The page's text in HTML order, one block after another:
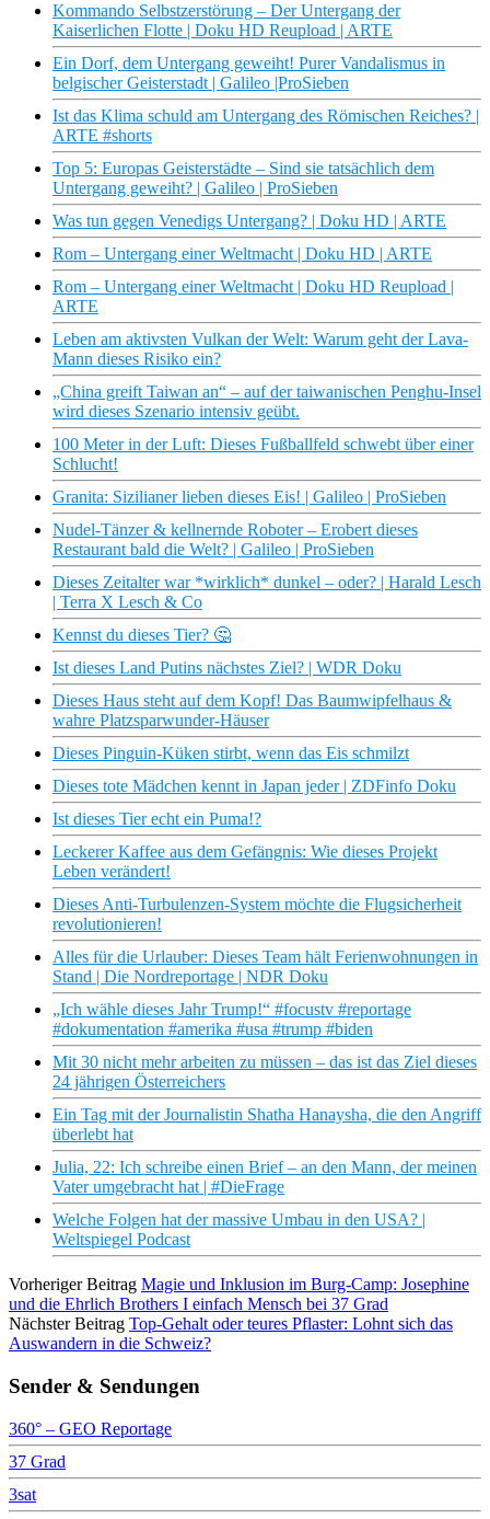
Kommando Selbstzerstörung – Der Untergang der
Kaiserlichen Flotte | Doku HD Reupload | ARTE
Ein Dorf, dem Untergang geweiht! Purer Vandalismus in
belgischer Geisterstadt | Galileo |ProSieben
Ist das Klima schuld am Untergang des Römischen Reiches? |
ARTE #shorts
Top 5: Europas Geisterstädte – Sind sie tatsächlich dem
Untergang geweiht? | Galileo | ProSieben
Was tun gegen Venedigs Untergang? | Doku HD | ARTE
Rom – Untergang einer Weltmacht | Doku HD | ARTE
Rom – Untergang einer Weltmacht | Doku HD Reupload |
ARTE
Leben am aktivsten Vulkan der Welt: Warum geht der Lava-
Mann dieses Risiko ein?
„China greift Taiwan an“ – auf der taiwanischen Penghu-Insel
wird dieses Szenario intensiv geübt.
100 Meter in der Luft: Dieses Fußballfeld schwebt über einer
Schlucht!
Granita: Sizilianer lieben dieses Eis! | Galileo | ProSieben
Nudel-Tänzer & kellnernde Roboter – Erobert dieses
Restaurant bald die Welt? | Galileo | ProSieben
Dieses Zeitalter war *wirklich* dunkel – oder? | Harald Lesch
| Terra X Lesch & Co
Kennst du dieses Tier? 🤔
Ist dieses Land Putins nächstes Ziel? | WDR Doku
Dieses Haus steht auf dem Kopf! Das Baumwipfelhaus &
wahre Platzsparwunder-Häuser
Dieses Pinguin-Küken stirbt, wenn das Eis schmilzt
Dieses tote Mädchen kennt in Japan jeder | ZDFinfo Doku
Ist dieses Tier echt ein Puma!?
Leckerer Kaffee aus dem Gefängnis: Wie dieses Projekt
Leben verändert!
Dieses Anti-Turbulenzen-System möchte die Flugsicherheit
revolutionieren!
Alles für die Urlauber: Dieses Team hält Ferienwohnungen in
Stand | Die Nordreportage | NDR Doku
„Ich wähle dieses Jahr Trump!“ #focustv #reportage
#dokumentation #amerika #usa #trump #biden
Mit 30 nicht mehr arbeiten zu müssen – das ist das Ziel dieses
24 jährigen Österreichers
Ein Tag mit der Journalistin Shatha Hanaysha, die den Angriff
überlebt hat
Julia, 22: Ich schreibe einen Brief – an den Mann, der meinen
Vater umgebracht hat | #DieFrage
Welche Folgen hat der massive Umbau in den USA? |
Weltspiegel Podcast
Vorheriger Beitrag Magie und Inklusion im Burg-Camp: Josephine
und die Ehrlich Brothers I einfach Mensch bei 37 Grad
Nächster Beitrag Top-Gehalt oder teures Pflaster: Lohnt sich das
Auswandern in die Schweiz?
Sender & Sendungen
360° – GEO Reportage
37 Grad
3sat